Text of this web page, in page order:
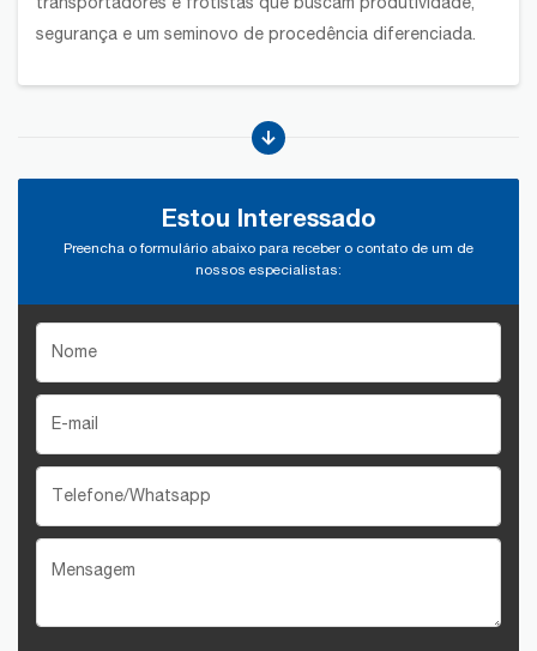
segurança e um seminovo de procedência diferenciada.
Estou Interessado
Preencha o formulário abaixo para receber o contato de um de
nossos especialistas: